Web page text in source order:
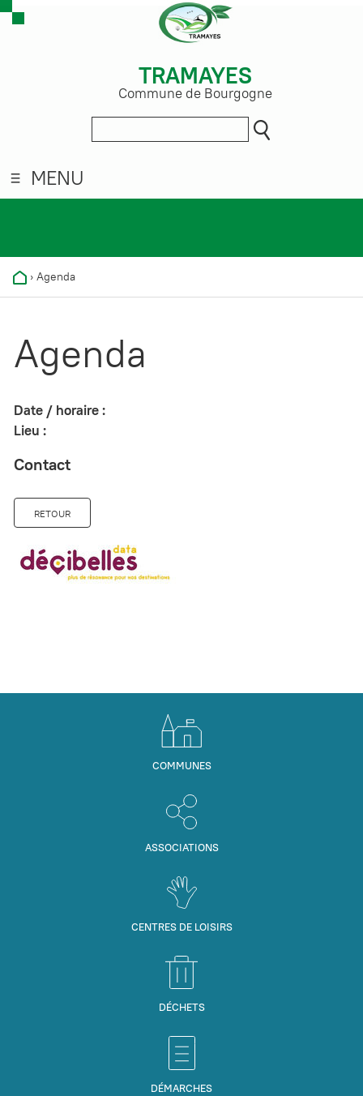
TRAMAYES
Commune de Bourgogne
MENU
› Agenda
Agenda
Date / horaire :
Lieu :
Contact
RETOUR
COMMUNES
ASSOCIATIONS
CENTRES DE LOISIRS
DÉCHETS
DÉMARCHES